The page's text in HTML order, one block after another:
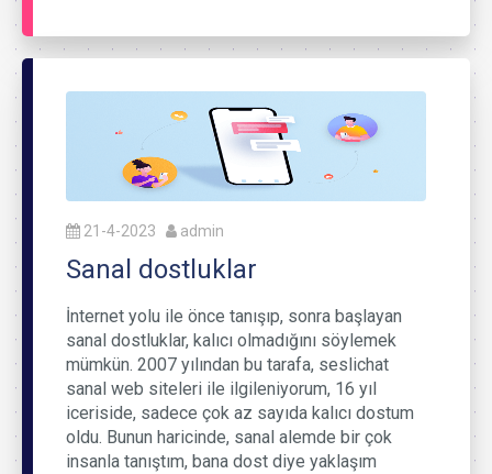
21-4-2023 admin
Sanal dostluklar
İnternet yolu ile önce tanışıp, sonra başlayan
sanal dostluklar, kalıcı olmadığını söylemek
mümkün. 2007 yılından bu tarafa, seslichat
sanal web siteleri ile ilgileniyorum, 16 yıl
iceriside, sadece çok az sayıda kalıcı dostum
oldu. Bunun haricinde, sanal alemde bir çok
insanla tanıştım, bana dost diye yaklaşım